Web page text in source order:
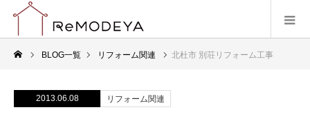
BLOG一覧 リフォーム関連 北杜市 別荘リフォーム工事
2013.06.08 リフォーム関連